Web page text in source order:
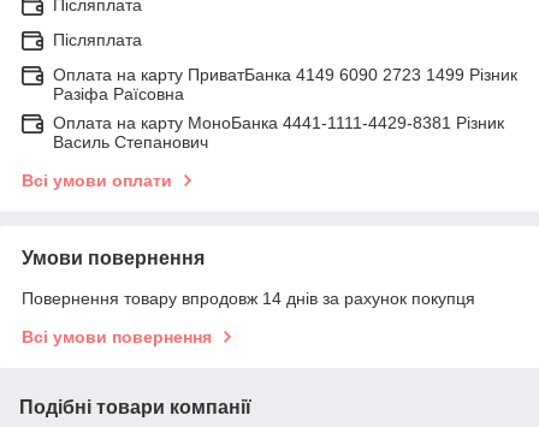
Післяплата
Післяплата
Оплата на карту ПриватБанка 4149 6090 2723 1499 Різник
Разіфа Раїсовна
Оплата на карту МоноБанка 4441-1111-4429-8381 Різник
Василь Степанович
Всі умови оплати
Умови повернення
Повернення товару впродовж 14 днів за рахунок покупця
Всі умови повернення
Подібні товари компанії